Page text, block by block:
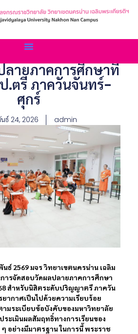
ายภาคการศึกษาที่
.ตรี ภาควันจันทร์-
ศุกร์
ธ์ 24, 2026 admin
ธ์ 2569 มจร วิทยาเขตนครน่าน เฉลิม
การจัดสอบวัดผลปลายภาคการศึกษา
สำหรับนิสิตระดับปริญญาตรี ภาควัน
ากาศเป็นไปด้วยความเรียบร้อย
ามระเบียบข้อบังคับของมหาวิทยาลัย
ระเมินผลสัมฤทธิ์ทางการเรียนของ
อย่างมีมาตรฐาน ในการนี้ พระราช